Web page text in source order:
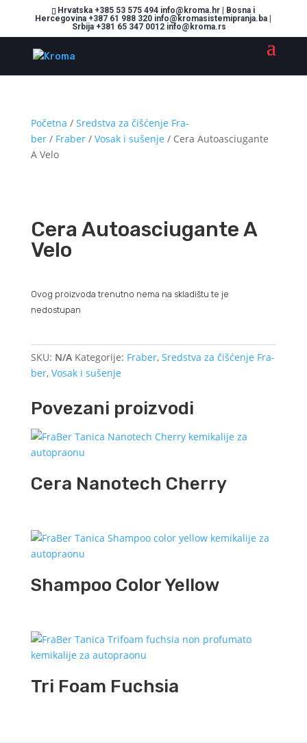
Hrvatska +385 53 575 494 info@kroma.hr | Bosna i
Hercegovina +387 61 988 320 info@kromasistemipranja.ba |
Srbija +381 65 347 0012 info@kroma.rs
Početna / Sredstva za čišćenje Fra-
ber/ Fraber/ Vosak i sušenje / Cera Autoasciugante
A Velo
Cera Autoasciugante A
Velo
Ovog proizvoda trenutno nema na skladištu te je
nedostupan
SKU: N/A Kategorije: Fraber, Sredstva za čišćenje Fra-
ber, Vosak i sušenje
Povezani proizvodi
Cera Nanotech Cherry
Shampoo Color Yellow
Tri Foam Fuchsia